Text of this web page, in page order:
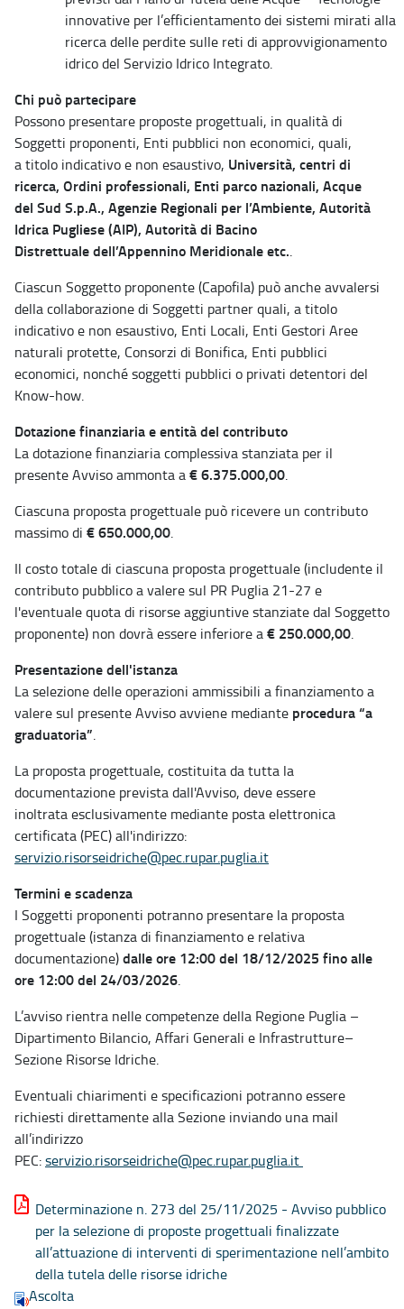
innovative per l’efficientamento dei sistemi mirati alla
ricerca delle perdite sulle reti di approvvigionamento
idrico del Servizio Idrico Integrato.
Chi può partecipare
Possono presentare proposte progettuali, in qualità di
Soggetti proponenti, Enti pubblici non economici, quali,
a titolo indicativo e non esaustivo, Università, centri di
ricerca, Ordini professionali, Enti parco nazionali, Acque
del Sud S.p.A., Agenzie Regionali per l’Ambiente, Autorità
Idrica Pugliese (AIP), Autorità di Bacino
Distrettuale dell’Appennino Meridionale etc..
Ciascun Soggetto proponente (Capofila) può anche avvalersi
della collaborazione di Soggetti partner quali, a titolo
indicativo e non esaustivo, Enti Locali, Enti Gestori Aree
naturali protette, Consorzi di Bonifica, Enti pubblici
economici, nonché soggetti pubblici o privati detentori del
Know-how.
Dotazione finanziaria e entità del contributo
La dotazione finanziaria complessiva stanziata per il
presente Avviso ammonta a€ 6.375.000,00.
Ciascuna proposta progettuale può ricevere un contributo
massimo di € 650.000,00.
Il costo totale di ciascuna proposta progettuale (includente il
contributo pubblico a valere sul PR Puglia 21-27 e
l'eventuale quota di risorse aggiuntive stanziate dal Soggetto
proponente) non dovrà essere inferiore a€ 250.000,00.
Presentazione dell'istanza
La selezione delle operazioni ammissibili a finanziamento a
valere sul presente Avviso avviene mediante procedura “a
graduatoria”.
La proposta progettuale, costituita da tutta la
documentazione prevista dall'Avviso, deve essere
inoltrata esclusivamente mediante posta elettronica
certificata (PEC) all'indirizzo:
servizio.risorseidriche@pec.rupar.puglia.it
Termini e scadenza
I Soggetti proponenti potranno presentare la proposta
progettuale (istanza di finanziamento e relativa
documentazione)dalle ore 12:00 del 18/12/2025 fino alle
ore 12:00 del 24/03/2026.
L’avviso rientra nelle competenze della Regione Puglia –
Dipartimento Bilancio, Affari Generali e Infrastrutture–
Sezione Risorse Idriche.
Eventuali chiarimenti e specificazioni potranno essere
richiesti direttamente alla Sezione inviando una mail
all’indirizzo
PEC:servizio.risorseidriche@pec.rupar.puglia.it
Determinazione n. 273 del 25/11/2025 - Avviso pubblico
per la selezione di proposte progettuali finalizzate
all’attuazione di interventi di sperimentazione nell’ambito
della tutela delle risorse idriche
Ascolta